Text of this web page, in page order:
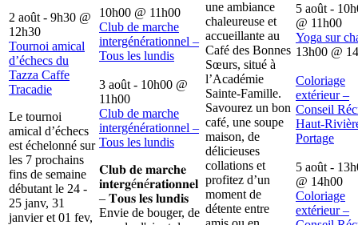
2 août - 9h30 @
12h30
Tournoi amical
d’échecs du
Tazza Caffe
Tracadie
Le tournoi
amical d’échecs
est échelonné sur
les 7 prochains
fins de semaine
débutant le 24 -
25 janv, 31
janvier et 01 fev,
10h00 @ 11h00
Club de marche
intergénérationnel –
Tous les lundis
3 août - 10h00 @
11h00
Club de marche
intergénérationnel –
Tous les lundis
𝐂𝐥𝐮𝐛 𝐝𝐞 𝐦𝐚𝐫𝐜𝐡𝐞
𝐢𝐧𝐭𝐞𝐫𝐠é𝐧é𝐫𝐚𝐭𝐢𝐨𝐧𝐧𝐞𝐥
– 𝐓𝐨𝐮𝐬 𝐥𝐞𝐬 𝐥𝐮𝐧𝐝𝐢𝐬
Envie de bouger, de
une ambiance
chaleureuse et
accueillante au
Café des Bonnes
Sœurs, situé à
l’Académie
Sainte-Famille.
Savourez un bon
café, une soupe
maison, de
délicieuses
collations et
profitez d’un
moment de
détente entre
5 août -
@ 11h00
Yoga sur
13h00 @
Coloriage
extérieur –
Conseil
Haut-
Portage
5 août -
@ 14h00
Coloriage
extérieur –